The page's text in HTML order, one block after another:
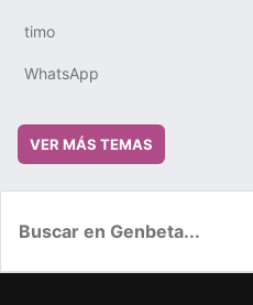
timo
WhatsApp
VER MÁS TEMAS